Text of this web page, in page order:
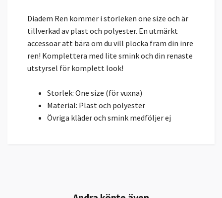
Diadem Ren kommer i storleken one size och är
tillverkad av plast och polyester. En utmärkt
accessoar att bära om du vill plocka fram din inre
ren! Komplettera med lite smink och din renaste
utstyrsel för komplett look!
Storlek: One size (för vuxna)
Material: Plast och polyester
Övriga kläder och smink medföljer ej